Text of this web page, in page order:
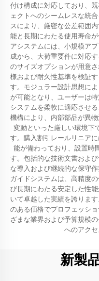
付け構成に対応しており、
ェクトへのシームレスな統
スにより、厳密な公差範囲
能と長期にわたる使用寿命
アシステムには、小規模ア
成から、大荷重要件に対応
のサイズオプションが用意
様および耐久性基準を検証
す。モジュラー設計思想に
が可能となり、ユーザーは
システムを柔軟に適応させ
機構により、内部部品が異
変動といった厳しい環境下
す。購入割引レールリニア
能が備わっており、設置時
す。包括的な技術文書およ
な導入および継続的な保守
ガイドシステムは、高精度
び長期にわたる安定した性
いて卓越した実績を誇りま
のある価格でプロフェッシ
ざまな業界および予算規模
へのアクセ
新製